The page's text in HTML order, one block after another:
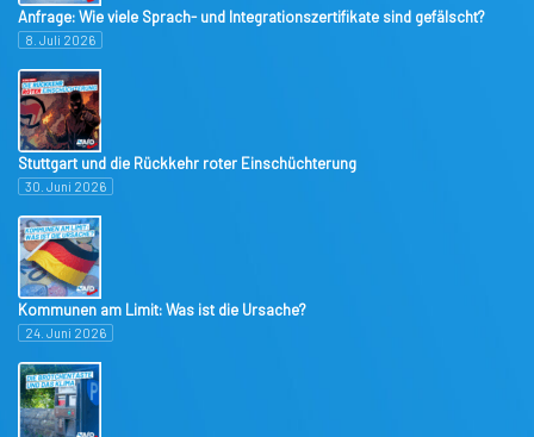
Anfrage: Wie viele Sprach- und Integrationszertifikate sind gefälscht?
8. Juli 2026
Stuttgart und die Rückkehr roter Einschüchterung
30. Juni 2026
Kommunen am Limit: Was ist die Ursache?
24. Juni 2026